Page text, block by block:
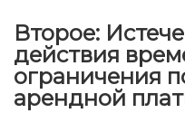
Второе:
действия
ограничения
арендной